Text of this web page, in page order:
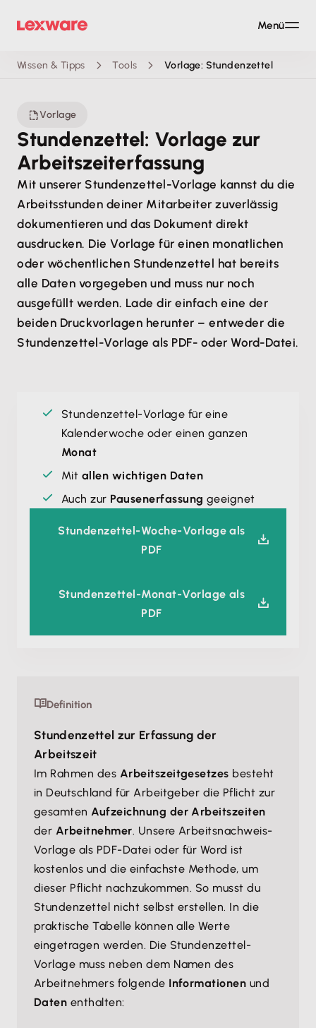
Wissen & Tipps Tools Vorlage: Stundenzettel
Vorlage
Stundenzettel: Vorlage zur
Arbeitszeiterfassung
Mit unserer Stundenzettel-Vorlage kannst du die
Arbeitsstunden deiner Mitarbeiter zuverlässig
dokumentieren und das Dokument direkt
ausdrucken. Die Vorlage für einen monatlichen
oder wöchentlichen Stundenzettel hat bereits
alle Daten vorgegeben und muss nur noch
ausgefüllt werden. Lade dir einfach eine der
beiden Druckvorlagen herunter – entweder die
Stundenzettel-Vorlage als PDF- oder Word-Datei.
Stundenzettel-Vorlage für eine
Kalenderwoche oder einen ganzen
Monat
Mit allen wichtigen Daten
Auch zur Pausenerfassung geeignet
Stundenzettel-Woche-Vorlage als
PDF
Stundenzettel-Monat-Vorlage als
PDF
Definition
Stundenzettel zur Erfassung der
Arbeitszeit
Im Rahmen des Arbeitszeitgesetzes besteht
in Deutschland für Arbeitgeber die Pflicht zur
gesamtenAufzeichnung der Arbeitszeiten
der Arbeitnehmer. Unsere Arbeitsnachweis-
Vorlage als PDF-Datei oder für Word ist
kostenlos und die einfachste Methode, um
dieser Pflicht nachzukommen. So musst du
Stundenzettel nicht selbst erstellen. In die
praktische Tabelle können alle Werte
eingetragen werden. Die Stundenzettel-
Vorlage muss neben dem Namen des
Arbeitnehmers folgende Informationen und
Daten enthalten:
Menü